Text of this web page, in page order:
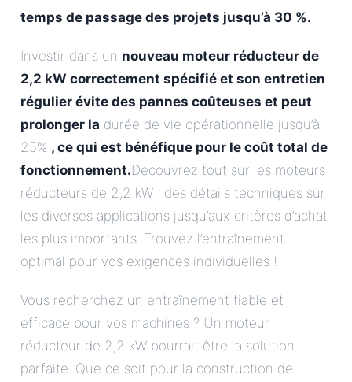
temps de passage des projets jusqu’à 30 %. .
Investir dans un nouveau moteur réducteur de
2,2 kW correctement spécifié et son entretien
régulier évite des pannes coûteuses et peut
prolonger la durée de vie opérationnelle jusqu’à
25% , ce qui est bénéfique pour le coût total de
fonctionnement.Découvrez tout sur les moteurs
réducteurs de 2,2 kW : des détails techniques sur
les diverses applications jusqu’aux critères d’achat
les plus importants. Trouvez l’entraînement
optimal pour vos exigences individuelles !
Vous recherchez un entraînement fiable et
efficace pour vos machines ? Un moteur
réducteur de 2,2 kW pourrait être la solution
parfaite. Que ce soit pour la construction de